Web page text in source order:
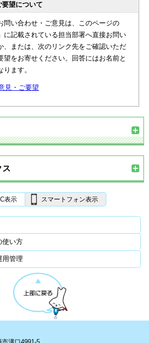
望について
問い合わせ・ご意見は、このページの
に記載されている担当部署へ直接お問い
、または、次のリンク先をご確認いただ
望をお寄せください。回答にはお名前と
ります。
見・ご要望
ス
表示 スマートフォン表示
使い方
用管理